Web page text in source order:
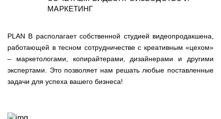
МАРКЕТИНГ
PLAN B располагает собственной студией видеопродакшена,
работающей в тесном сотрудничестве с креативным «цехом»
– маркетологами, копирайтерами, дизайнерами и другими
экспертами. Это позволяет нам решать любые поставленные
задачи для успеха вашего бизнеса!